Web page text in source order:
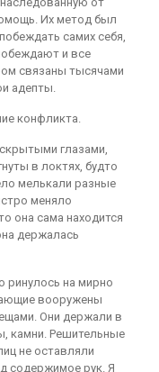
Их метод был
самих себя,
и все
связаны тысячами
адепты.
конфликта.
глазами,
в локтях, будто
мелькали разные
меняло
она сама находится
держалась
ринулось на мирно
вооружены
Они держали в
камни. Решительные
не оставляли
содержимое рук. Я